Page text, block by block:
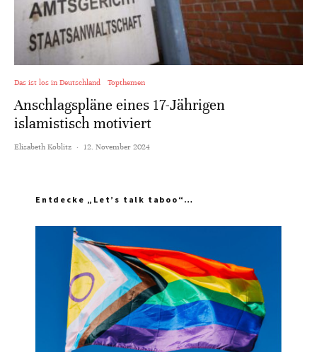
Das ist los in Deutschland Topthemen
Anschlagspläne eines 17-Jährigen
islamistisch motiviert
Elisabeth Koblitz · 12. November 2024
Entdecke „Let’s talk taboo“…